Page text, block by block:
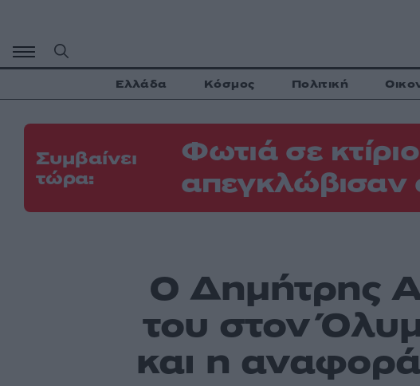
περιεχόμενο
Ελλάδα Κόσμος Πολιτική
Συμβαίνει
τώρα:
Φωτιά σε
απεγκλώβισαν
Ο Δημήτρης
του στον
και η